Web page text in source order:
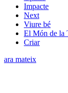
Impacte
Next
Viure bé
El Món de la
Criar
ara mateix